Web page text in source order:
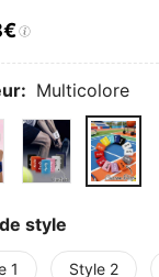
AND
Multicolore
style
1 Style 2